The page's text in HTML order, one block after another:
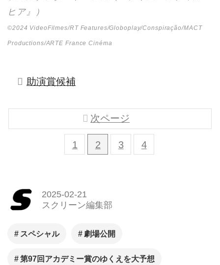
ヒア』）
©2024 VideoFilmes/RT Features/Globoplay/Conspiração/MACT
Productions/ARTE France Cinéma
助演賞候補
1 2 3 4
次ページ
2025-02-21
スクリーン編集部
スペシャル 劇場公開
第97回アカデミー賞のゆくえを大予想